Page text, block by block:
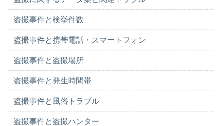
盗撮事件と検挙件数
盗撮事件と携帯電話・スマートフォン
盗撮事件と盗撮場所
盗撮事件と発生時間帯
盗撮事件と風俗トラブル
盗撮事件と盗撮ハンター